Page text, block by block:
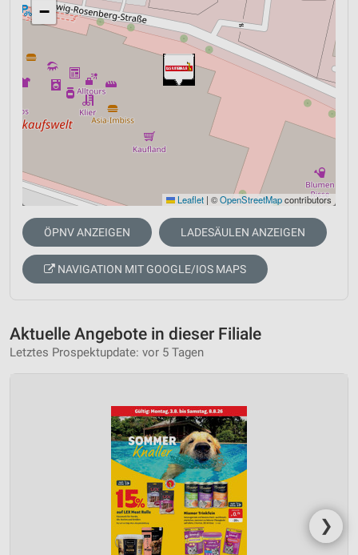
−
Leaflet | ©OpenStreetMapcontributors
ÖPNV ANZEIGEN LADESÄULEN ANZEIGEN
NAVIGATION MIT GOOGLE/IOS MAPS
Aktuelle Angebote in dieser Filiale
Letztes Prospektupdate: vor 5 Tagen
❯